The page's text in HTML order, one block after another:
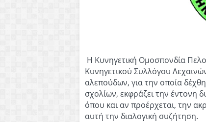
Η Κυνηγετική Ομοσπονδία
Κυνηγετικού Συλλόγου
αλεπούδων, για την οποία
σχολίων, εκφράζει την έντονη
όπου και αν προέρχεται, την
αυτή την διαλογική συζήτηση.